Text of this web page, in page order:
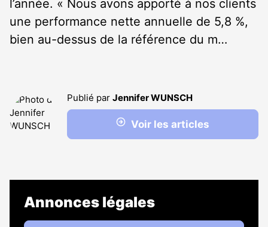
l’année. « Nous avons apporté à nos clients
une performance nette annuelle de 5,8 %,
bien au-dessus de la référence du m…
Publié par Jennifer WUNSCH
Voir les articles
Annonces légales